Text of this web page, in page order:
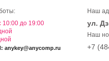
10:00 до 19:00
anykey@anycomp.ru
Наш
ул.
Наш
+7